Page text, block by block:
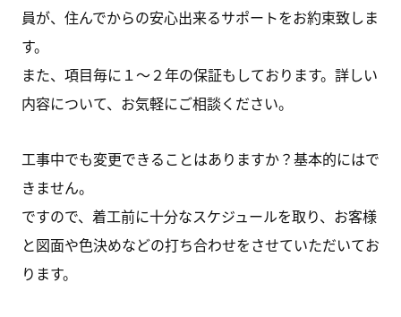
員が、住んでからの安心出来るサポートをお約束致しま
す。
また、項目毎に１～２年の保証もしております。詳しい
内容について、お気軽にご相談ください。
工事中でも変更できることはありますか？基本的にはで
きません。
ですので、着工前に十分なスケジュールを取り、お客様
と図面や色決めなどの打ち合わせをさせていただいてお
ります。